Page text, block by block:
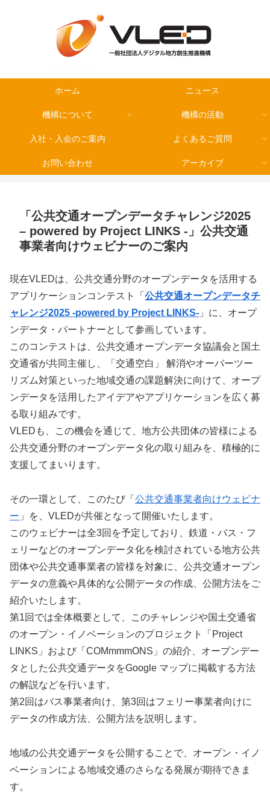
ホーム ニュース
機構について 機構の活動
入社・入会のご案内 よくあるご質問
お問い合わせ アーカイブ
「公共交通オープンデータチャレンジ2025
– powered by Project LINKS -」公共交通
事業者向けウェビナーのご案内
現在VLEDは、公共交通分野のオープンデータを活用する
アプリケーションコンテスト「 公共交通オープンデータチ
ャレンジ2025 -powered by Project LINKS- 」に、オープ
ンデータ・パートナーとして参画しています。
このコンテストは、公共交通オープンデータ協議会と国土
交通省が共同主催し、「交通空白」 解消やオーバーツー
リズム対策といった地域交通の課題解決に向けて、オープ
ンデータを活用したアイデアやアプリケーションを広く募
る取り組みです。
VLEDも、この機会を通じて、地方公共団体の皆様による
公共交通分野のオープンデータ化の取り組みを、積極的に
支援してまいります。
その一環として、このたび「 公共交通事業者向けウェビナ
ー 」を、VLEDが共催となって開催いたします。
このウェビナーは全3回を予定しており、鉄道・バス・フ
ェリーなどのオープンデータ化を検討されている地方公共
団体や公共交通事業者の皆様を対象に、公共交通オープン
データの意義や具体的な公開データの作成、公開方法をご
紹介いたします。
第1回では全体概要として、このチャレンジや国土交通省
のオープン・イノベーションのプロジェクト「Project
LINKS」および「COMmmmONS」の紹介、オープンデー
タとした公共交通データをGoogle マップに掲載する方法
の解説などを行います。
第2回はバス事業者向け、第3回はフェリー事業者向けに
データの作成方法、公開方法を説明します。
地域の公共交通データを公開することで、オープン・イノ
ベーションによる地域交通のさらなる発展が期待できま
す。